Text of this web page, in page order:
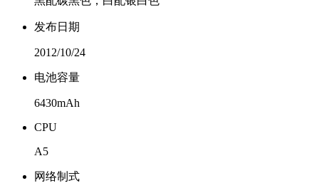
发布日期
2012/10/24
电池容量
6430mAh
CPU
A5
网络制式